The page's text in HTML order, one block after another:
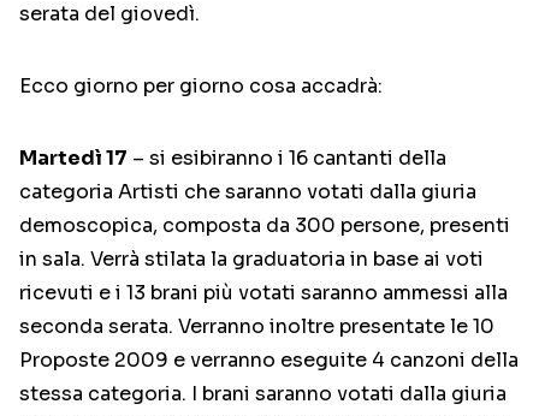
serata del giovedì.
Ecco giorno per giorno cosa accadrà:
Martedì 17 – si esibiranno i 16 cantanti della
categoria Artisti che saranno votati dalla giuria
demoscopica, composta da 300 persone, presenti
in sala. Verrà stilata la graduatoria in base ai voti
ricevuti e i 13 brani più votati saranno ammessi alla
seconda serata. Verranno inoltre presentate le 10
Proposte 2009 e verranno eseguite 4 canzoni della
stessa categoria. I brani saranno votati dalla giuria